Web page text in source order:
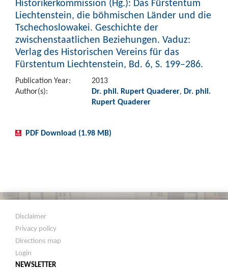
Historikerkommission (Hg.): Das Fürstentum
Liechtenstein, die böhmischen Länder und die
Tschechoslowakei. Geschichte der
zwischenstaatlichen Beziehungen. Vaduz:
Verlag des Historischen Vereins für das
Fürstentum Liechtenstein, Bd. 6, S. 199–286.
Publication Year:
2013
Author(s):
Dr. phil. Rupert Quaderer, Dr. phil.
Rupert Quaderer
PDF Download (1.98 MB)
Disclaimer
Privacy policy
Directions map
Login
NEWSLETTER